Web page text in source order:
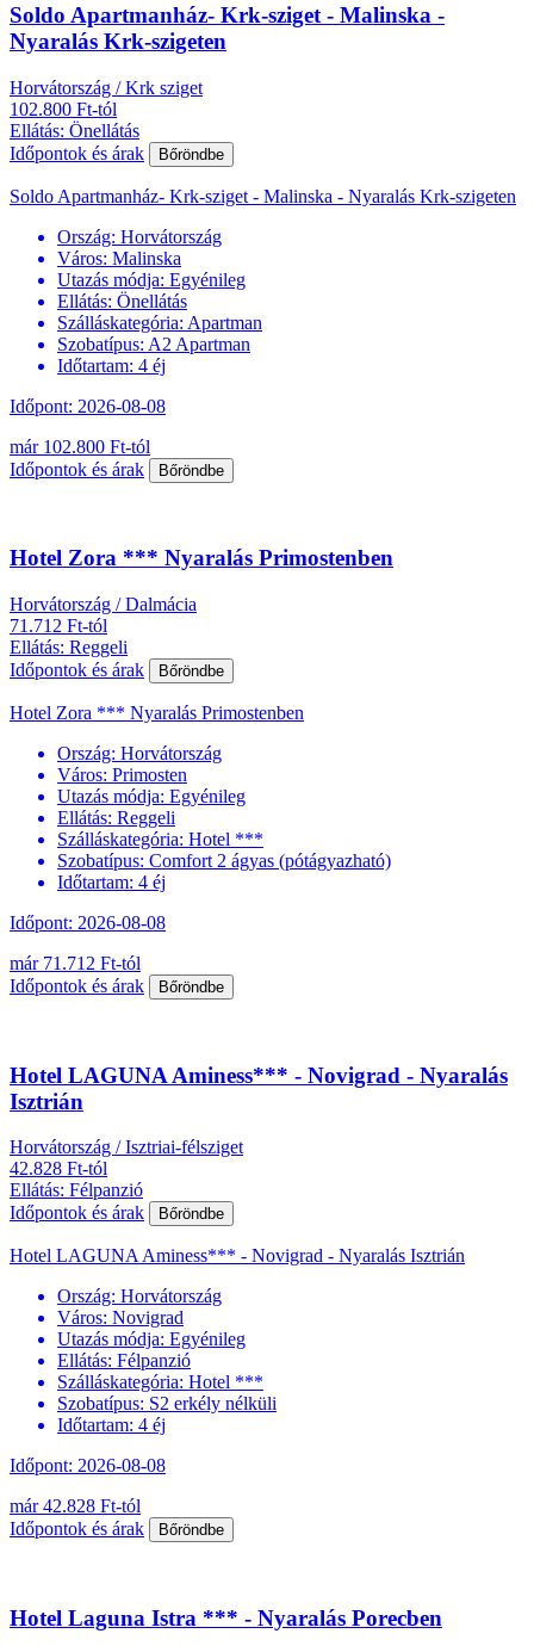
Soldo Apartmanház- Krk-sziget - Malinska -
Nyaralás Krk-szigeten
Horvátország / Krk sziget
102.800 Ft-tól
Ellátás: Önellátás
Időpontok és árak
Bőröndbe
Soldo Apartmanház- Krk-sziget - Malinska - Nyaralás Krk-szigeten
Ország: Horvátország
Város: Malinska
Utazás módja: Egyénileg
Ellátás: Önellátás
Szálláskategória: Apartman
Szobatípus: A2 Apartman
Időtartam: 4 éj
Időpont: 2026-08-08
már 102.800 Ft-tól
Időpontok és árak
Bőröndbe
Hotel Zora *** Nyaralás Primostenben
Horvátország / Dalmácia
71.712 Ft-tól
Ellátás: Reggeli
Időpontok és árak
Bőröndbe
Hotel Zora *** Nyaralás Primostenben
Ország: Horvátország
Város: Primosten
Utazás módja: Egyénileg
Ellátás: Reggeli
Szálláskategória: Hotel ***
Szobatípus: Comfort 2 ágyas (pótágyazható)
Időtartam: 4 éj
Időpont: 2026-08-08
már 71.712 Ft-tól
Időpontok és árak
Bőröndbe
Hotel LAGUNA Aminess*** - Novigrad - Nyaralás
Isztrián
Horvátország / Isztriai-félsziget
42.828 Ft-tól
Ellátás: Félpanzió
Időpontok és árak
Bőröndbe
Hotel LAGUNA Aminess*** - Novigrad - Nyaralás Isztrián
Ország: Horvátország
Város: Novigrad
Utazás módja: Egyénileg
Ellátás: Félpanzió
Szálláskategória: Hotel ***
Szobatípus: S2 erkély nélküli
Időtartam: 4 éj
Időpont: 2026-08-08
már 42.828 Ft-tól
Időpontok és árak
Bőröndbe
Hotel Laguna Istra *** - Nyaralás Porecben